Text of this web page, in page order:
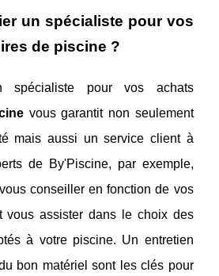
un spécialiste pour vos
de piscine ?
spécialiste pour vos achats
vous garantit non seulement
mais aussi un service client à
de By'Piscine, par exemple,
conseiller en fonction de vos
vous assister dans le choix des
à votre piscine. Un entretien
bon matériel sont les clés pour